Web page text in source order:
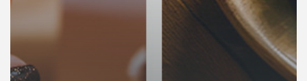
เครือ
ข่าย
วิทยุ